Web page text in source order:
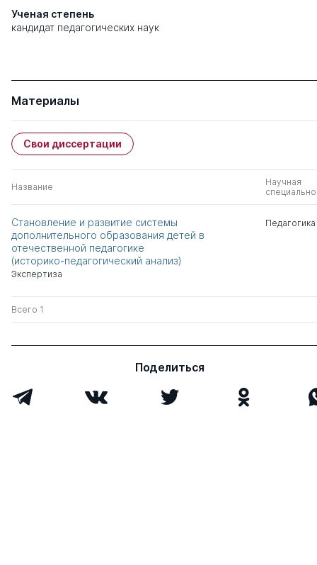
Ученая степень
кандидат педагогических наук
Материалы
Свои диссертации
Название
Научная
Становление и развитие системы
дополнительного образования детей в
отечественной педагогике
(историко-педагогический анализ)
Экспертиза
Педагогика
Всего 1
Поделиться